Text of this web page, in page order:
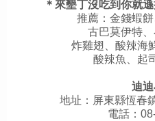
＊來墾丁沒吃到你就
推薦：金錢蝦餅
古巴莫伊特、
炸雞翅、酸辣海
酸辣魚、起
迪
地址：屏東縣恆春
電話：